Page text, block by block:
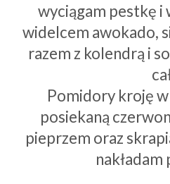
wyciągam pestkę i
widelcem awokado,
razem z kolendrą i
Pomidory kroję
posiekaną
pieprzem oraz